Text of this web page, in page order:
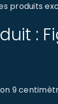
produits
:
9